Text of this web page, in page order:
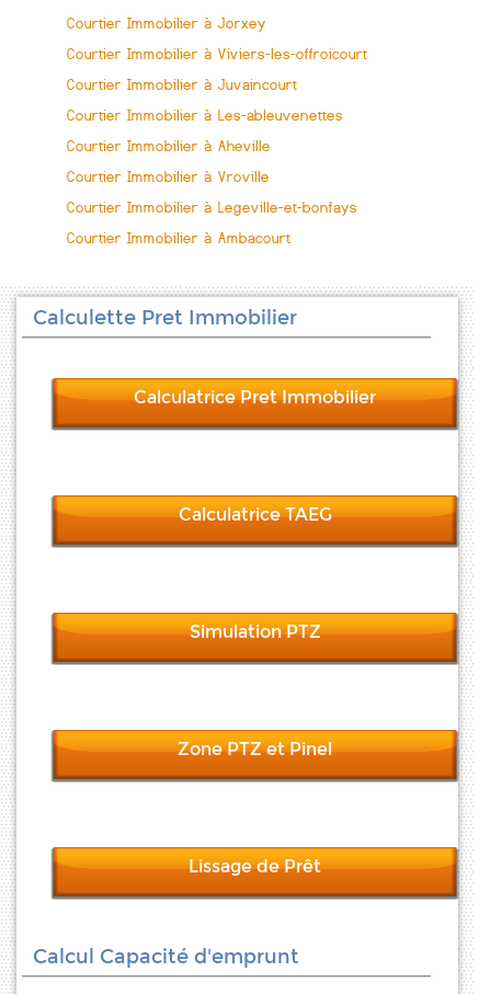
Courtier Immobilier à Jorxey
Courtier Immobilier à Viviers-les-offroicourt
Courtier Immobilier à Juvaincourt
Courtier Immobilier à Les-ableuvenettes
Courtier Immobilier à Aheville
Courtier Immobilier à Vroville
Courtier Immobilier à Legeville-et-bonfays
Courtier Immobilier à Ambacourt
Calculette Pret Immobilier
Calculatrice Pret Immobilier
Calculatrice TAEG
Simulation PTZ
Zone PTZ et Pinel
Lissage de Prêt
Calcul Capacité d'emprunt